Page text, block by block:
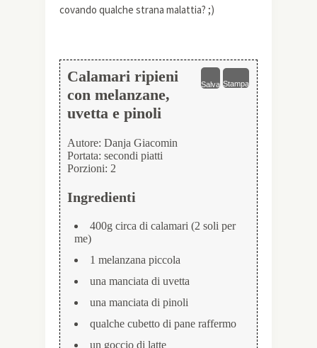
covando qualche strana malattia? ;)
Salva Stampa
Calamari ripieni
con melanzane,
uvetta e pinoli
Autore: Danja Giacomin
Portata: secondi piatti
Porzioni: 2
Ingredienti
400g circa di calamari (2 soli per
me)
1 melanzana piccola
una manciata di uvetta
una manciata di pinoli
qualche cubetto di pane raffermo
un goccio di latte